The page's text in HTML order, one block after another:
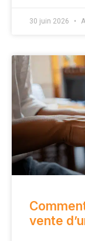
30 juin 2026
vente